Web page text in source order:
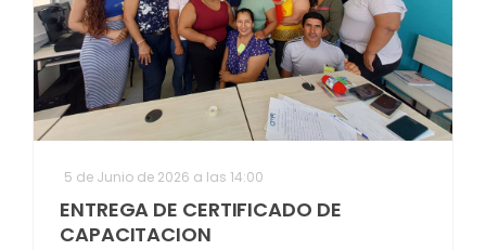
5 de Junio de 2026 a las 14:00
ENTREGA DE CERTIFICADO DE
CAPACITACION